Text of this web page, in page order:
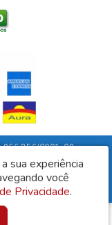
0001-09
- CEP: 45310-000
sua experiência
você
Privacidade.